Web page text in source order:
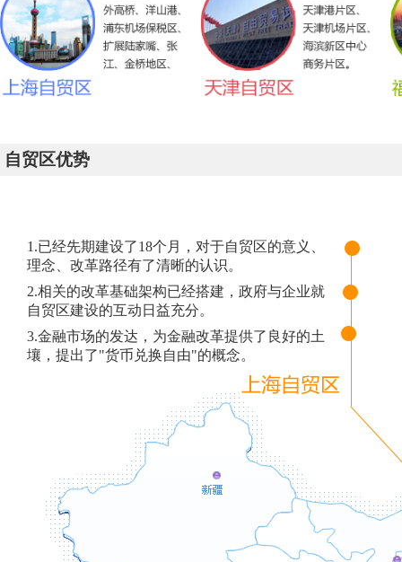
自贸区优势
1.已经先期建设了18个月，对于自贸区的意义、
理念、改革路径有了清晰的认识。
2.相关的改革基础架构已经搭建，政府与企业就
自贸区建设的互动日益充分。
3.金融市场的发达，为金融改革提供了良好的土
壤，提出了"货币兑换自由"的概念。